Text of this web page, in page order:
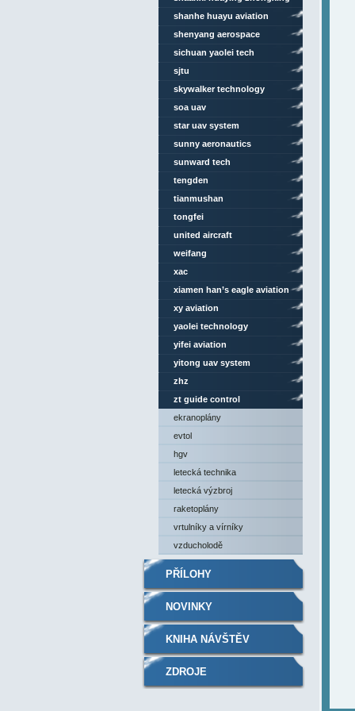
aviation technology
shanhe huayu aviation
shenyang aerospace
university
sichuan yaolei tech
sjtu
skywalker technology
soa uav
star uav system
sunny aeronautics
sunward tech
tengden
tianmushan
tongfei
united aircraft
weifang
xac
xiamen han’s eagle aviation
technology
xy aviation
yaolei technology
yifei aviation
yitong uav system
zhz
zt guide control
ekranoplány
evtol
hgv
letecká technika
letecká výzbroj
raketoplány
vrtulníky a vírníky
vzducholodě
PŘÍLOHY
NOVINKY
KNIHA NÁVŠTĚV
ZDROJE